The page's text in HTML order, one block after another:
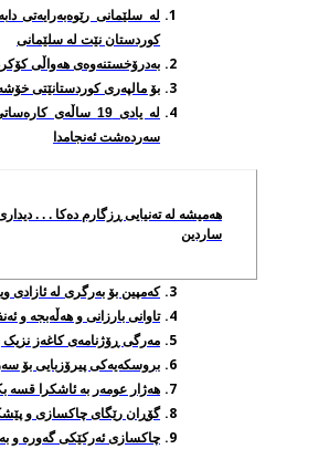
له سلێمانی ‌رێوه‌به‌رایه‌تی
كوردستان نێت له‌ سلێمانی
به‌درۆخستنه‌وه‌ی هه‌واڵی
بۆ مالپه‌ری كوردستانێتی
له‌ یادی 19
سه‌رده‌شت ئه‌نجامدا
هه‌میشه‌ له‌ ته‌نیایی ڕزگارم ده‌کا . . .
ساردین
كه‌مپین بۆ به‌رگری له‌ ئازادی
تاوانی بارزانی و هه‌ڵه‌بجه‌ و
مه‌رگی ڕۆژنامه‌ی کاغه‌ز
بروسکه‌یه‌کی پیرۆزبایی بۆ
هه‌ژار عومه‌ر به‌ ئاشكرا قسه‌
گۆڕان رێگای چاكسازی و پێشكه‌وتنه‌ . .
چاكسازی ئه‌ركێكی گه‌وره‌ و